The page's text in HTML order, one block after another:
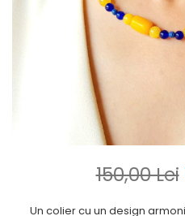
150,00 Lei
Un colier cu un design